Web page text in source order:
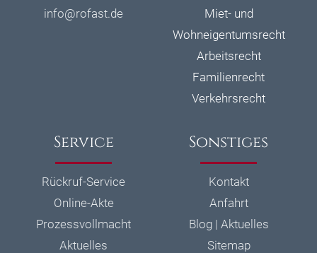
info@rofast.de
Miet- und
Wohneigentumsrecht
Arbeitsrecht
Familienrecht
Verkehrsrecht
Service
Rückruf-Service
Online-Akte
Prozessvollmacht
Aktuelles
Sonstiges
Kontakt
Anfahrt
Blog | Aktuelles
Sitemap